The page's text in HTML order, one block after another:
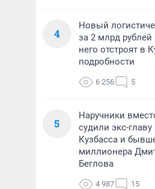
4
Новый
за 2 млрд
него отстроят в
подробности
6 256 5
5
Наручники
судили экс-
Кузбасса и
миллионера
Беглова
4 987 15